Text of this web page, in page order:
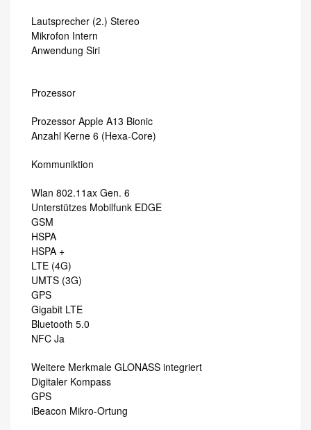
Lautsprecher (2.) Stereo
Mikrofon Intern
Anwendung Siri
Prozessor
Prozessor Apple A13 Bionic
Anzahl Kerne 6 (Hexa-Core)
Kommuniktion
Wlan 802.11ax Gen. 6
Unterstützes Mobilfunk EDGE
GSM
HSPA
HSPA +
LTE (4G)
UMTS (3G)
GPS
Gigabit LTE
Bluetooth 5.0
NFC Ja
Weitere Merkmale GLONASS integriert
Digitaler Kompass
GPS
iBeacon Mikro-Ortung